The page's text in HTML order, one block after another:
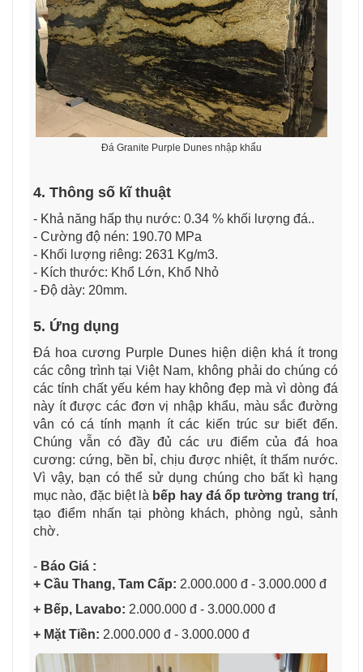
Đá Granite Purple Dunes nhập khẩu
4. Thông số kĩ thuật
- Khả năng hấp thụ nước: 0.34 % khối lượng đá..
- Cường độ nén: 190.70 MPa
- Khối lượng riêng: 2631 Kg/m3.
- Kích thước: Khổ Lớn, Khổ Nhỏ
- Độ dày: 20mm.
5. Ứng dụng
Đá hoa cương Purple Dunes hiện diện khá ít trong
các công trình tại Việt Nam, không phải do chúng có
các tính chất yếu kém hay không đẹp mà vì dòng đá
này ít được các đơn vị nhập khẩu, màu sắc đường
vân có cá tính mạnh ít các kiến trúc sư biết đến.
Chúng vẫn có đầy đủ các ưu điểm của đá hoa
cương: cứng, bền bỉ, chịu được nhiệt, ít thấm nước.
Vì vậy, bạn có thể sử dụng chúng cho bất kì hạng
mục nào, đặc biệt là bếp hay đá ốp tường trang trí,
tạo điểm nhấn tại phòng khách, phòng ngủ, sảnh
chờ.
- Báo Giá :
+ Cầu Thang, Tam Cấp: 2.000.000 đ - 3.000.000 đ
+ Bếp, Lavabo: 2.000.000 đ - 3.000.000 đ
+ Mặt Tiền: 2.000.000 đ - 3.000.000 đ